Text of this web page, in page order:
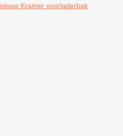
nieuw Kramer voorladerbak